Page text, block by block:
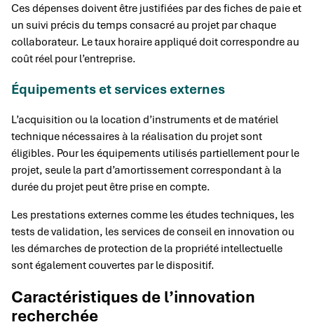
Ces dépenses doivent être justifiées par des fiches de paie et
un suivi précis du temps consacré au projet par chaque
collaborateur. Le taux horaire appliqué doit correspondre au
coût réel pour l’entreprise.
Équipements et services externes
L’acquisition ou la location d’instruments et de matériel
technique nécessaires à la réalisation du projet sont
éligibles. Pour les équipements utilisés partiellement pour le
projet, seule la part d’amortissement correspondant à la
durée du projet peut être prise en compte.
Les prestations externes comme les études techniques, les
tests de validation, les services de conseil en innovation ou
les démarches de protection de la propriété intellectuelle
sont également couvertes par le dispositif.
Caractéristiques de l’innovation
recherchée